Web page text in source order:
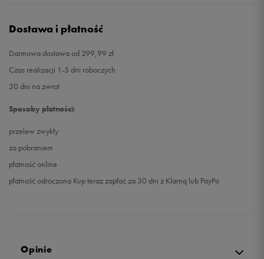
Dostawa i płatność
Darmowa dostawa od 299,99 zł
Czas realizacji 1-5 dni roboczych
30 dni na zwrot
Sposoby płatności:
przelew zwykły
za pobraniem
płatność online
płatność odroczona Kup teraz zapłać za 30 dni z Klarną lub PayPo
Opinie